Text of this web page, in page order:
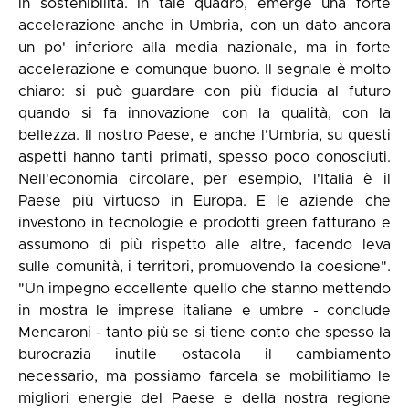
in sostenibilità. In tale quadro, emerge una forte
accelerazione anche in Umbria, con un dato ancora
un po' inferiore alla media nazionale, ma in forte
accelerazione e comunque buono. Il segnale è molto
chiaro: si può guardare con più fiducia al futuro
quando si fa innovazione con la qualità, con la
bellezza. Il nostro Paese, e anche l'Umbria, su questi
aspetti hanno tanti primati, spesso poco conosciuti.
Nell'economia circolare, per esempio, l'Italia è il
Paese più virtuoso in Europa. E le aziende che
investono in tecnologie e prodotti green fatturano e
assumono di più rispetto alle altre, facendo leva
sulle comunità, i territori, promuovendo la coesione".
"Un impegno eccellente quello che stanno mettendo
in mostra le imprese italiane e umbre - conclude
Mencaroni - tanto più se si tiene conto che spesso la
burocrazia inutile ostacola il cambiamento
necessario, ma possiamo farcela se mobilitiamo le
migliori energie del Paese e della nostra regione